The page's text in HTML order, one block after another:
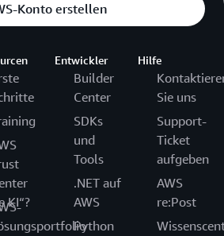
Konto erstellen
KI“?
Entwickler
Builder
Center
SDKs
und
Tools
.NET auf
AWS
Python
Hilfe
Sie uns
Support-
Ticket
aufgeben
AWS
re:Post